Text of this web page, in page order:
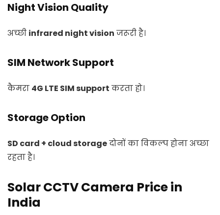
Night Vision Quality
अच्छी infrared night vision जरूरी है।
SIM Network Support
कैमरा 4G LTE SIM support करता हो।
Storage Option
SD card + cloud storageदोनों का विकल्प होना अच्छा
रहता है।
Solar CCTV Camera Price in
India